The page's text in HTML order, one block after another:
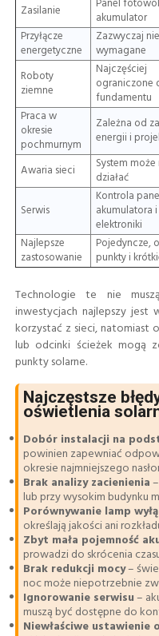
Zasilanie
Panel
akumulator
Przyłącze
energetyczne
Zazwyczaj
wymagane
Roboty
ziemne
Najczęściej
ograniczone
fundamentu
Praca w
okresie
pochmurnym
Zależna od
energii i
Awaria sieci
System
działać
Serwis
Kontrola
akumulatora i
elektroniki
Najlepsze
zastosowanie
Pojedyncze,
punkty i
Technologie te nie
inwestycjach najlepszy jest
korzystać z sieci, natomiast
lub odcinki ścieżek mogą
punkty solarne.
Najczęstsze
oświetlenia
Dobór instalacji na
powinien zapewniać
okresie najmniejszego
Brak analizy zacienienia
lub przy wysokim budynku
Porównywanie lamp
określają jakości ani
Zbyt mała pojemność
prowadzi do skrócenia
Brak redukcji mocy–
noc może niepotrzebnie
Ignorowanie serwisu–
muszą być dostępne do
Niewłaściwe ustawienie